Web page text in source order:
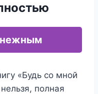
нежным
«Будь со мной
полная